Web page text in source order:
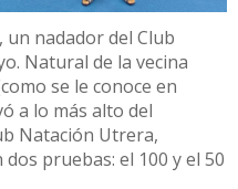
un nadador del Club
Natural de la vecina
se le conoce en
a lo más alto del
Natación Utrera,
pruebas: el 100 y el 50